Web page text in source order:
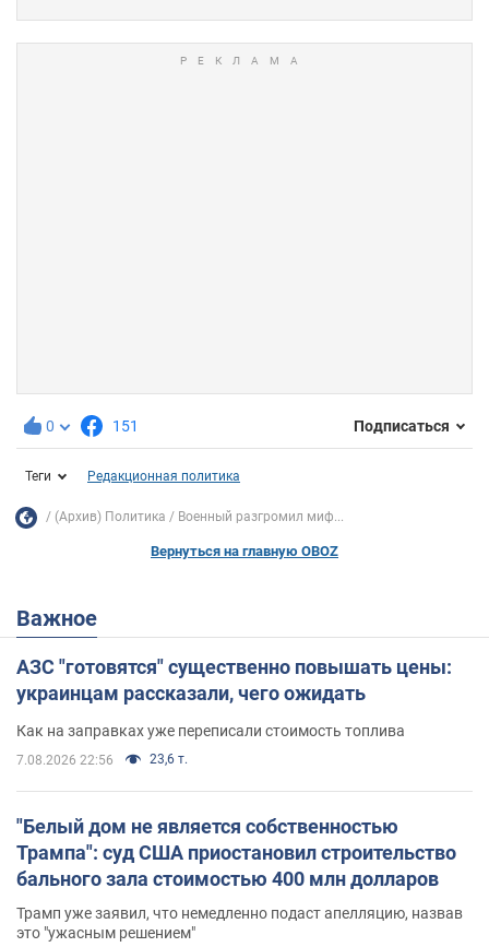
0 151 Подписаться
Теги Редакционная политика
(Архив) Политика Военный разгромил миф...
Вернуться на главную OBOZ
Важное
АЗС "готовятся" существенно повышать цены:
украинцам рассказали, чего ожидать
Как на заправках уже переписали стоимость топлива
7.08.2026 22:56 23,6 т.
"Белый дом не является собственностью
Трампа": суд США приостановил строительство
бального зала стоимостью 400 млн долларов
Трамп уже заявил, что немедленно подаст апелляцию, назвав
это "ужасным решением"